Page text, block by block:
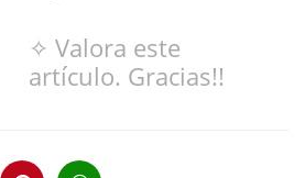
✧ Valora este
artículo. Gracias!!